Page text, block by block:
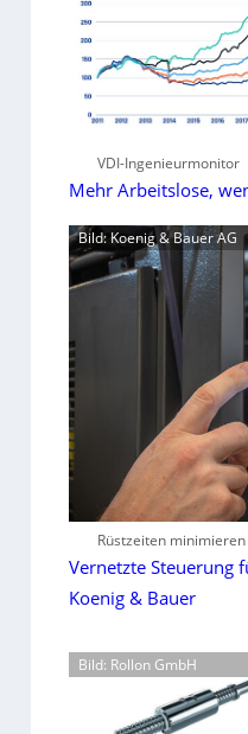
VDI-Ingenieurmonitor
Mehr Arbeitslose,
Bild: Koenig & Bauer AG
Rüstzeiten minimieren
Vernetzte Steuerung
Koenig & Bauer
Bild: Rollon GmbH